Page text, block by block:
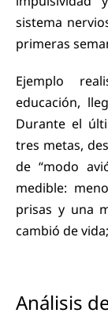
sistema
primeras
Ejemplo
educación,
Durante el
tres metas,
de “modo
medible:
prisas y una
cambió de
Análisis